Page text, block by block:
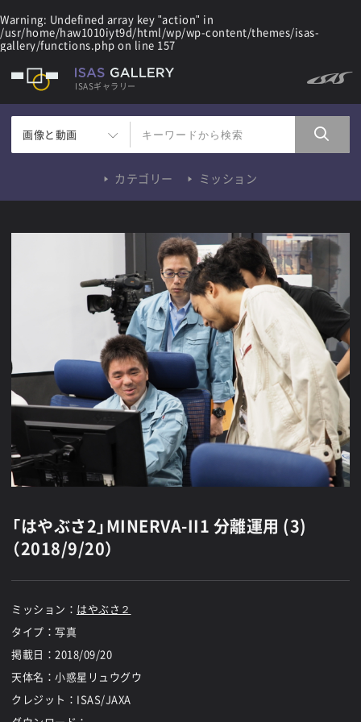
Warning: Undefined array key "action" in
/usr/home/haw1010iyt9d/html/wp/wp-content/themes/isas-
gallery/functions.php on line 157
ISASギャラリー
画像と動画
カテゴリー ミッション
「はやぶさ2」MINERVA-II1 分離運用 (3)
（2018/9/20）
ミッション： はやぶさ２
タイプ：写真
掲載日： 2018/09/20
天体名：小惑星リュウグウ
クレジット：ISAS/JAXA